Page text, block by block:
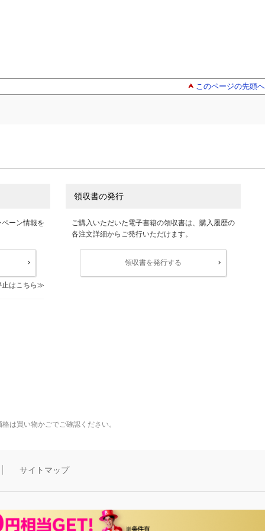
このページの先頭へ
ーン情報を
はこちら
領収書の発行
ご購入いただいた電子書籍の領収書は、購入履歴の
各注文詳細からご発行いただけます。
領収書を発行する
は買い物かごでご確認ください。
サイトマップ